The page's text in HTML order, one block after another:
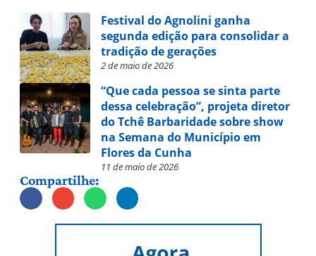
Festival do Agnolini ganha
segunda edição para consolidar a
tradição de gerações
2 de maio de 2026
“Que cada pessoa se sinta parte
dessa celebração”, projeta diretor
do Tchê Barbaridade sobre show
na Semana do Município em
Flores da Cunha
11 de maio de 2026
Compartilhe: